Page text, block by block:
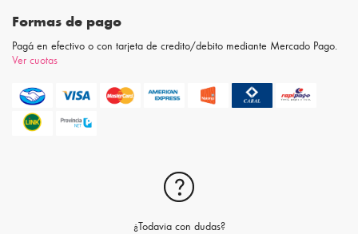
Formas de pago
Pagá en efectivo o con tarjeta de credito/debito mediante Mercado Pago.
Ver cuotas
¿Todavia con dudas?